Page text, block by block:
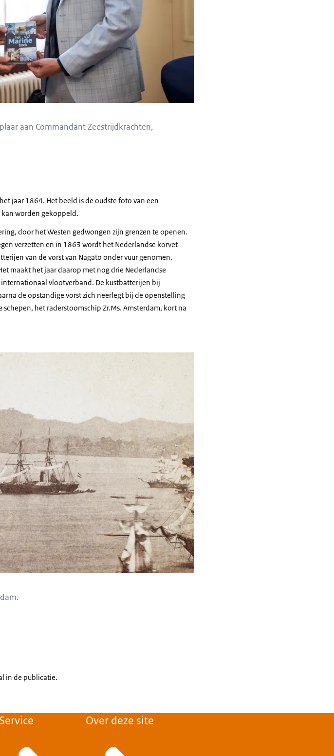
aan Commandant Zeestrijdkrachten,
jaar 1864. Het beeld is de oudste foto van een
worden gekoppeld.
door het Westen gedwongen zijn grenzen te openen.
verzetten en in 1863 wordt het Nederlandse korvet
van de vorst van Nagato onder vuur genomen.
maakt het jaar daarop met nog drie Nederlandse
vlootverband. De kustbatterijen bij
de opstandige vorst zich neerlegt bij de openstelling
het raderstoomschip Zr.Ms. Amsterdam, kort na
in een baai.
in de publicatie.
Service Over deze site